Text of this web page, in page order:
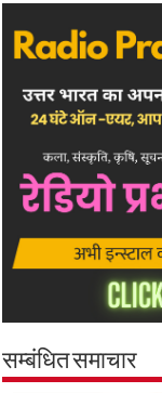
सम्बंधित समाचार